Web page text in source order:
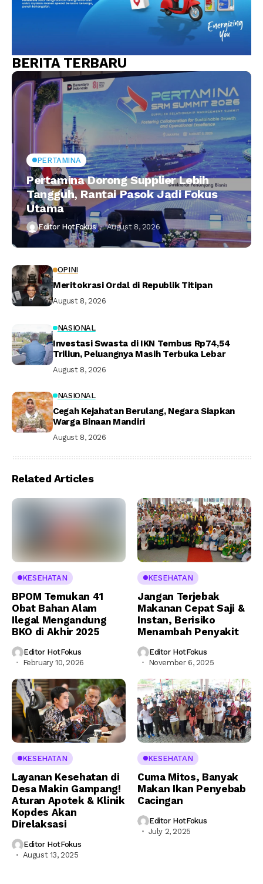
BERITA TERBARU
PERTAMINA
Pertamina Dorong Supplier Lebih
Tangguh, Rantai Pasok Jadi Fokus
Utama
Editor HotFokus August 8, 2026
OPINI
Meritokrasi Ordal di Republik Titipan
August 8, 2026
NASIONAL
Investasi Swasta di IKN Tembus Rp74,54
Triliun, Peluangnya Masih Terbuka Lebar
August 8, 2026
NASIONAL
Cegah Kejahatan Berulang, Negara Siapkan
Warga Binaan Mandiri
August 8, 2026
Related Articles
KESEHATAN
BPOM Temukan 41
Obat Bahan Alam
Ilegal Mengandung
BKO di Akhir 2025
Editor HotFokus
February 10, 2026
KESEHATAN
Jangan Terjebak
Makanan Cepat Saji &
Instan, Berisiko
Menambah Penyakit
Editor HotFokus
November 6, 2025
KESEHATAN
Layanan Kesehatan di
Desa Makin Gampang!
Aturan Apotek & Klinik
Kopdes Akan
Direlaksasi
Editor HotFokus
August 13, 2025
KESEHATAN
Cuma Mitos, Banyak
Makan Ikan Penyebab
Cacingan
Editor HotFokus
July 2, 2025